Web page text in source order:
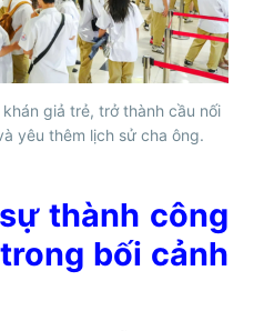
giả trẻ, trở thành cầu nối
yêu thêm lịch sử cha ông.
thành công
bối cảnh